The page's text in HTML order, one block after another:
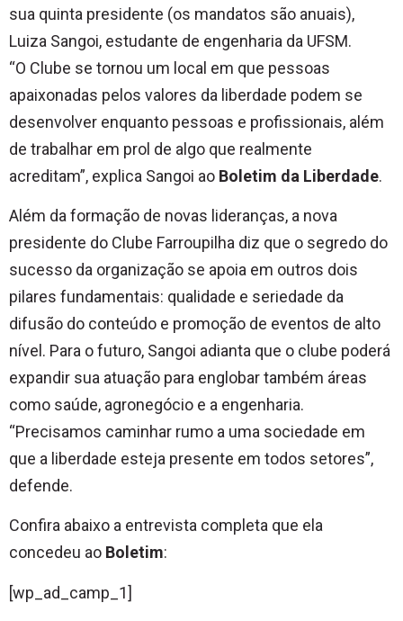
sua quinta presidente (os mandatos são anuais),
Luiza Sangoi, estudante de engenharia da UFSM.
“O Clube se tornou um local em que pessoas
apaixonadas pelos valores da liberdade podem se
desenvolver enquanto pessoas e profissionais, além
de trabalhar em prol de algo que realmente
acreditam”, explica Sangoi ao Boletim da Liberdade.
Além da formação de novas lideranças, a nova
presidente do Clube Farroupilha diz que o segredo do
sucesso da organização se apoia em outros dois
pilares fundamentais: qualidade e seriedade da
difusão do conteúdo e promoção de eventos de alto
nível. Para o futuro, Sangoi adianta que o clube poderá
expandir sua atuação para englobar também áreas
como saúde, agronegócio e a engenharia.
“Precisamos caminhar rumo a uma sociedade em
que a liberdade esteja presente em todos setores”,
defende.
Confira abaixo a entrevista completa que ela
concedeu ao Boletim:
[wp_ad_camp_1]